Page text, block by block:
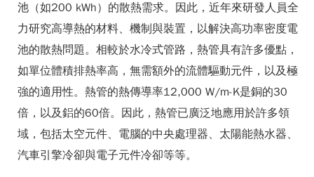
池（如200 kWh）的散熱需求。因此，近年來研發人員全
力研究高導熱的材料、機制與裝置，以解決高功率密度電
池的散熱問題。相較於水冷式管路，熱管具有許多優點，
如單位體積排熱率高，無需額外的流體驅動元件，以及極
強的適用性。熱管的熱傳導率12,000 W/m-K是銅的30
倍，以及鋁的60倍。因此，熱管已廣泛地應用於許多領
域，包括太空元件、電腦的中央處理器、太陽能熱水器、
汽車引擎冷卻與電子元件冷卻等等。